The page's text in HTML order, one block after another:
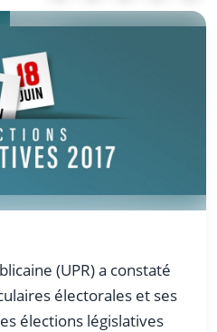
(UPR) a constaté
électorales et ses
élections législatives